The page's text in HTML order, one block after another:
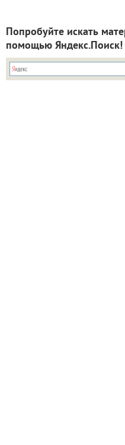
Попробуйте искать
помощью Яндекс.Поиск!